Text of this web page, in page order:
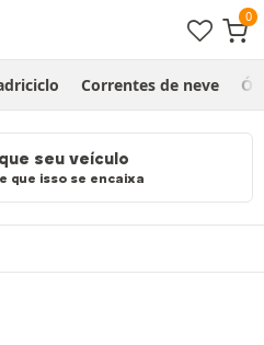
Correntes de neve
seu veículo
que isso se encaixa